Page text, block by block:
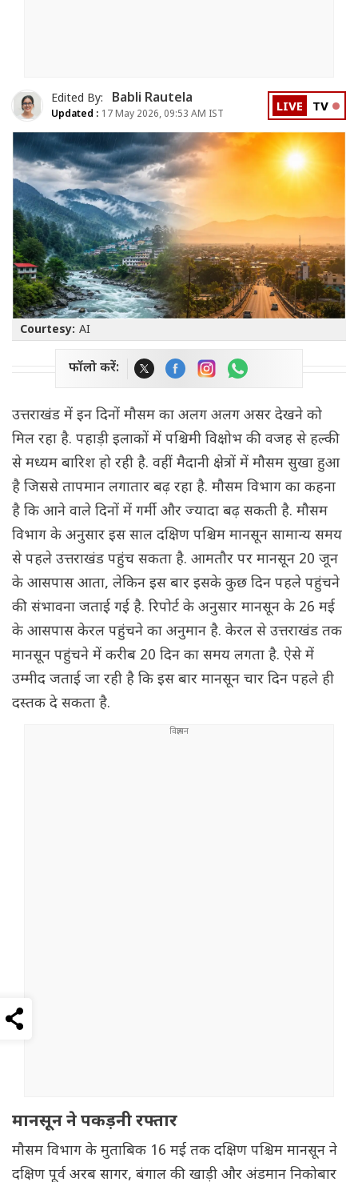
Edited By: Babli Rautela
Updated : 17 May 2026, 09:53 AM IST LIVE TV
Courtesy: AI
फॉलो करें:
उत्तराखंड में इन दिनों मौसम का अलग अलग असर देखने को
मिल रहा है. पहाड़ी इलाकों में पश्चिमी विक्षोभ की वजह से हल्की
से मध्यम बारिश हो रही है. वहीं मैदानी क्षेत्रों में मौसम सुखा हुआ
है जिससे तापमान लगातार बढ़ रहा है. मौसम विभाग का कहना
है कि आने वाले दिनों में गर्मी और ज्यादा बढ़ सकती है. मौसम
विभाग के अनुसार इस साल दक्षिण पश्चिम मानसून सामान्य समय
से पहले उत्तराखंड पहुंच सकता है. आमतौर पर मानसून 20 जून
के आसपास आता, लेकिन इस बार इसके कुछ दिन पहले पहुंचने
की संभावना जताई गई है. रिपोर्ट के अनुसार मानसून के 26 मई
के आसपास केरल पहुंचने का अनुमान है. केरल से उत्तराखंड तक
मानसून पहुंचने में करीब 20 दिन का समय लगता है. ऐसे में
उम्मीद जताई जा रही है कि इस बार मानसून चार दिन पहले ही
दस्तक दे सकता है.
मानसून ने पकड़नी रफ्तार
मौसम विभाग के मुताबिक 16 मई तक दक्षिण पश्चिम मानसून ने
दक्षिण पूर्व अरब सागर, बंगाल की खाड़ी और अंडमान निकोबार